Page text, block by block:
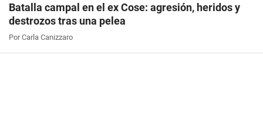
Batalla campal en el ex Cose: agresión, heridos y
destrozos tras una pelea
Por Carla Canizzaro